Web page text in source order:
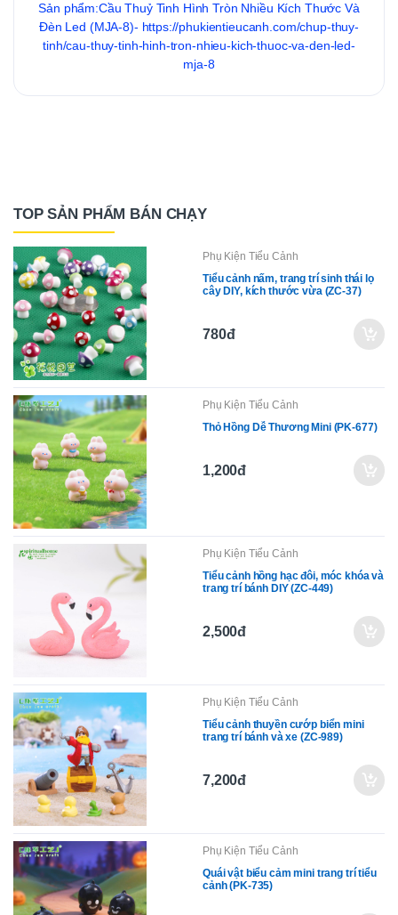
Sản phẩm:Cầu Thuỷ Tinh Hình Tròn Nhiều Kích Thước Và
Đèn Led (MJA-8)- https://phukientieucanh.com/chup-thuy-
tinh/cau-thuy-tinh-hinh-tron-nhieu-kich-thuoc-va-den-led-
mja-8
TOP SẢN PHẨM BÁN CHẠY
Phụ Kiện Tiểu Cảnh
Tiểu cảnh nấm, trang trí sinh thái lọ
cây DIY, kích thước vừa (ZC-37)
780đ
Phụ Kiện Tiểu Cảnh
Thỏ Hồng Dễ Thương Mini (PK-677)
1,200đ
Phụ Kiện Tiểu Cảnh
Tiểu cảnh hồng hạc đôi, móc khóa và
trang trí bánh DIY (ZC-449)
2,500đ
Phụ Kiện Tiểu Cảnh
Tiểu cảnh thuyền cướp biển mini
trang trí bánh và xe (ZC-989)
7,200đ
Phụ Kiện Tiểu Cảnh
Quái vật biểu cảm mini trang trí tiểu
cảnh (PK-735)